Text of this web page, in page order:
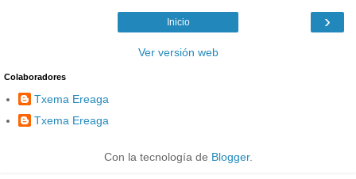
›
Inicio
Ver versión web
Colaboradores
Txema Ereaga
Txema Ereaga
Con la tecnología de Blogger.